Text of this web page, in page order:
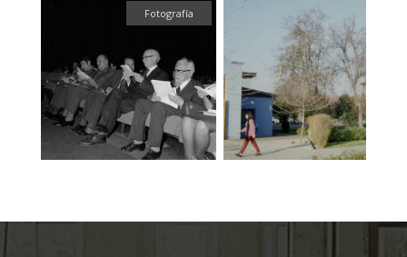
Fotografía